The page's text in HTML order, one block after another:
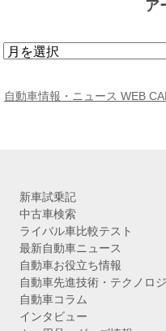
ア
ア
カ
自動車情報・ニュース WEB
新車試乗記
中古車検索
ライバル車比較テスト
最新自動車ニュース
自動車お役立ち情報
自動車先進技術・テクノロ
自動車コラム
インタビュー